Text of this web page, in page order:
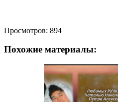
Просмотров: 894
Похожие материалы: